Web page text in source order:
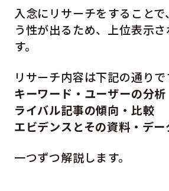
入念にリサーチをすることで
う性が出るため、上位表示
す。
リサーチ内容は下記の通りで
キーワード・ユーザーの分
ライバル記事の傾向・比較
エビデンスとその資料・デー
一つずつ解説します。